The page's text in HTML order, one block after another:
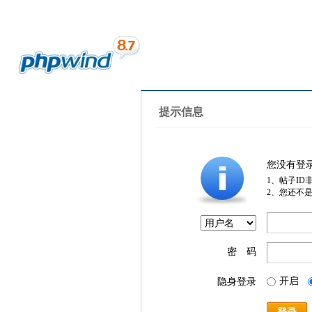
提示信息
您没有登
1、帖子ID
2、您还不
密 码
隐身登录 开启